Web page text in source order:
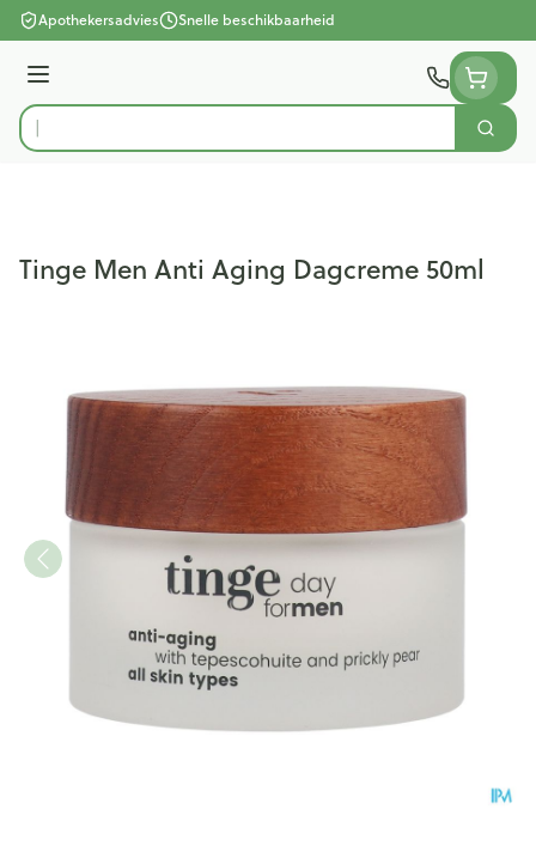
Ga naar de inhoud
Apothekersadvies Snelle beschikbaarheid
Menu
Product, merk, categorie...
Zoek
Tinge Men Anti Aging Dagcreme 50ml